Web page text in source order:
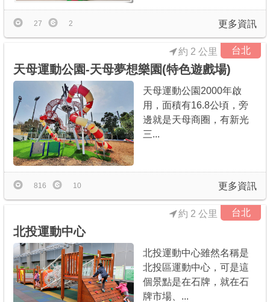
更多資訊
27 2
台北
天母運動公園-天母夢想樂園(特色遊戲場)
約 2 公里
天母運動公園2000年啟
用，面積有16.8公頃，旁
邊就是天母商圈，有新光
三...
更多資訊
816 10
台北
北投運動中心
約 2 公里
北投運動中心雖然名稱是
北投區運動中心，可是這
個景點是在石牌，就在石
牌市場、...